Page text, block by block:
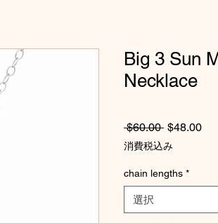
Big 3 Sun
Necklace
$60.00 通常価格
$48.00セ
消費税込み
chain lengths *
選択